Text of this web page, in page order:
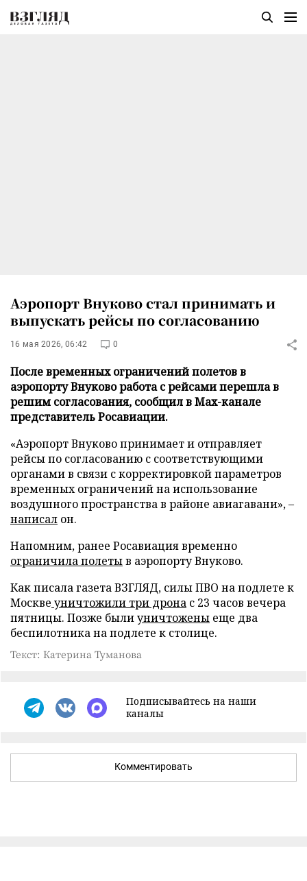
Аэропорт Внуково стал принимать и
выпускать рейсы по согласованию
16 мая 2026, 06:42 0
После временных ограничений полетов в
аэропорту Внуково работа с рейсами перешла в
решим согласования, сообщил в Max-канале
представитель Росавиации.
«Аэропорт Внуково принимает и отправляет
рейсы по согласованию с соответствующими
органами в связи с корректировкой параметров
временных ограничений на использование
воздушного пространства в районе авиагавани», –
написал он.
Напомним, ранее Росавиация временно
ограничила полетыв аэропорту Внуково.
Как писала газета ВЗГЛЯД, силы ПВО на подлете к
Москве уничтожили три дрона с 23 часов вечера
пятницы. Позже былиуничтожены еще два
беспилотника на подлете к столице.
Текст: Катерина Туманова
Подписывайтесь на наши
каналы
Комментировать